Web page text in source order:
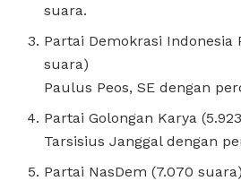
suara.
Partai Demokrasi Indonesia
suara)
Paulus Peos, SE dengan
Partai Golongan Karya
Tarsisius Janggal dengan
Partai NasDem (7.070 suara)